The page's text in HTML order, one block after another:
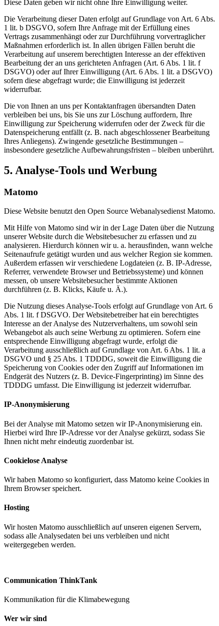
Diese Daten geben wir nicht ohne Ihre Einwilligung weiter.
Die Verarbeitung dieser Daten erfolgt auf Grundlage von Art. 6 Abs.
1 lit. b DSGVO, sofern Ihre Anfrage mit der Erfüllung eines
Vertrags zusammenhängt oder zur Durchführung vorvertraglicher
Maßnahmen erforderlich ist. In allen übrigen Fällen beruht die
Verarbeitung auf unserem berechtigten Interesse an der effektiven
Bearbeitung der an uns gerichteten Anfragen (Art. 6 Abs. 1 lit. f
DSGVO) oder auf Ihrer Einwilligung (Art. 6 Abs. 1 lit. a DSGVO)
sofern diese abgefragt wurde; die Einwilligung ist jederzeit
widerrufbar.
Die von Ihnen an uns per Kontaktanfragen übersandten Daten
verbleiben bei uns, bis Sie uns zur Löschung auffordern, Ihre
Einwilligung zur Speicherung widerrufen oder der Zweck für die
Datenspeicherung entfällt (z. B. nach abgeschlossener Bearbeitung
Ihres Anliegens). Zwingende gesetzliche Bestimmungen –
insbesondere gesetzliche Aufbewahrungsfristen – bleiben unberührt.
5. Analyse-Tools und Werbung
Matomo
Diese Website benutzt den Open Source Webanalysedienst Matomo.
Mit Hilfe von Matomo sind wir in der Lage Daten über die Nutzung
unserer Website durch die Websitebesucher zu erfassen und zu
analysieren. Hierdurch können wir u. a. herausfinden, wann welche
Seitenaufrufe getätigt wurden und aus welcher Region sie kommen.
Außerdem erfassen wir verschiedene Logdateien (z. B. IP-Adresse,
Referrer, verwendete Browser und Betriebssysteme) und können
messen, ob unsere Websitebesucher bestimmte Aktionen
durchführen (z. B. Klicks, Käufe u. Ä.).
Die Nutzung dieses Analyse-Tools erfolgt auf Grundlage von Art. 6
Abs. 1 lit. f DSGVO. Der Websitebetreiber hat ein berechtigtes
Interesse an der Analyse des Nutzerverhaltens, um sowohl sein
Webangebot als auch seine Werbung zu optimieren. Sofern eine
entsprechende Einwilligung abgefragt wurde, erfolgt die
Verarbeitung ausschließlich auf Grundlage von Art. 6 Abs. 1 lit. a
DSGVO und § 25 Abs. 1 TDDDG, soweit die Einwilligung die
Speicherung von Cookies oder den Zugriff auf Informationen im
Endgerät des Nutzers (z. B. Device-Fingerprinting) im Sinne des
TDDDG umfasst. Die Einwilligung ist jederzeit widerrufbar.
IP-Anonymisierung
Bei der Analyse mit Matomo setzen wir IP-Anonymisierung ein.
Hierbei wird Ihre IP-Adresse vor der Analyse gekürzt, sodass Sie
Ihnen nicht mehr eindeutig zuordenbar ist.
Cookielose Analyse
Wir haben Matomo so konfiguriert, dass Matomo keine Cookies in
Ihrem Browser speichert.
Hosting
Wir hosten Matomo ausschließlich auf unseren eigenen Servern,
sodass alle Analysedaten bei uns verbleiben und nicht
weitergegeben werden.
Communication ThinkTank
Kommunikation für die Klimabewegung
Wer wir sind